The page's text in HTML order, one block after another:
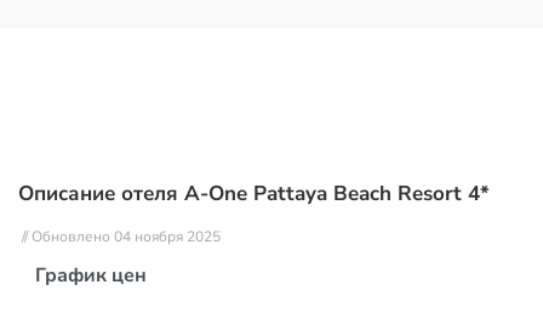
Описание отеля A-One Pattaya Beach Resort 4*
// Обновлено 04 ноября 2025
График цен